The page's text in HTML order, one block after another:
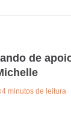
de
4 minutos de leitura